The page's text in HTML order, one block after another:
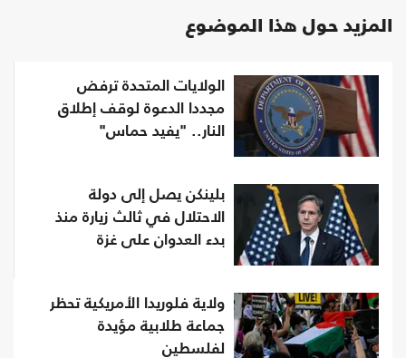
المزيد حول هذا الموضوع
الولايات المتحدة ترفض
مجددا الدعوة لوقف إطلاق
النار.. "يفيد حماس"
بلينكن يصل إلى دولة
الاحتلال في ثالث زيارة منذ
بدء العدوان على غزة
ولاية فلوريدا الأمريكية تحظر
جماعة طلابية مؤيدة
لفلسطين